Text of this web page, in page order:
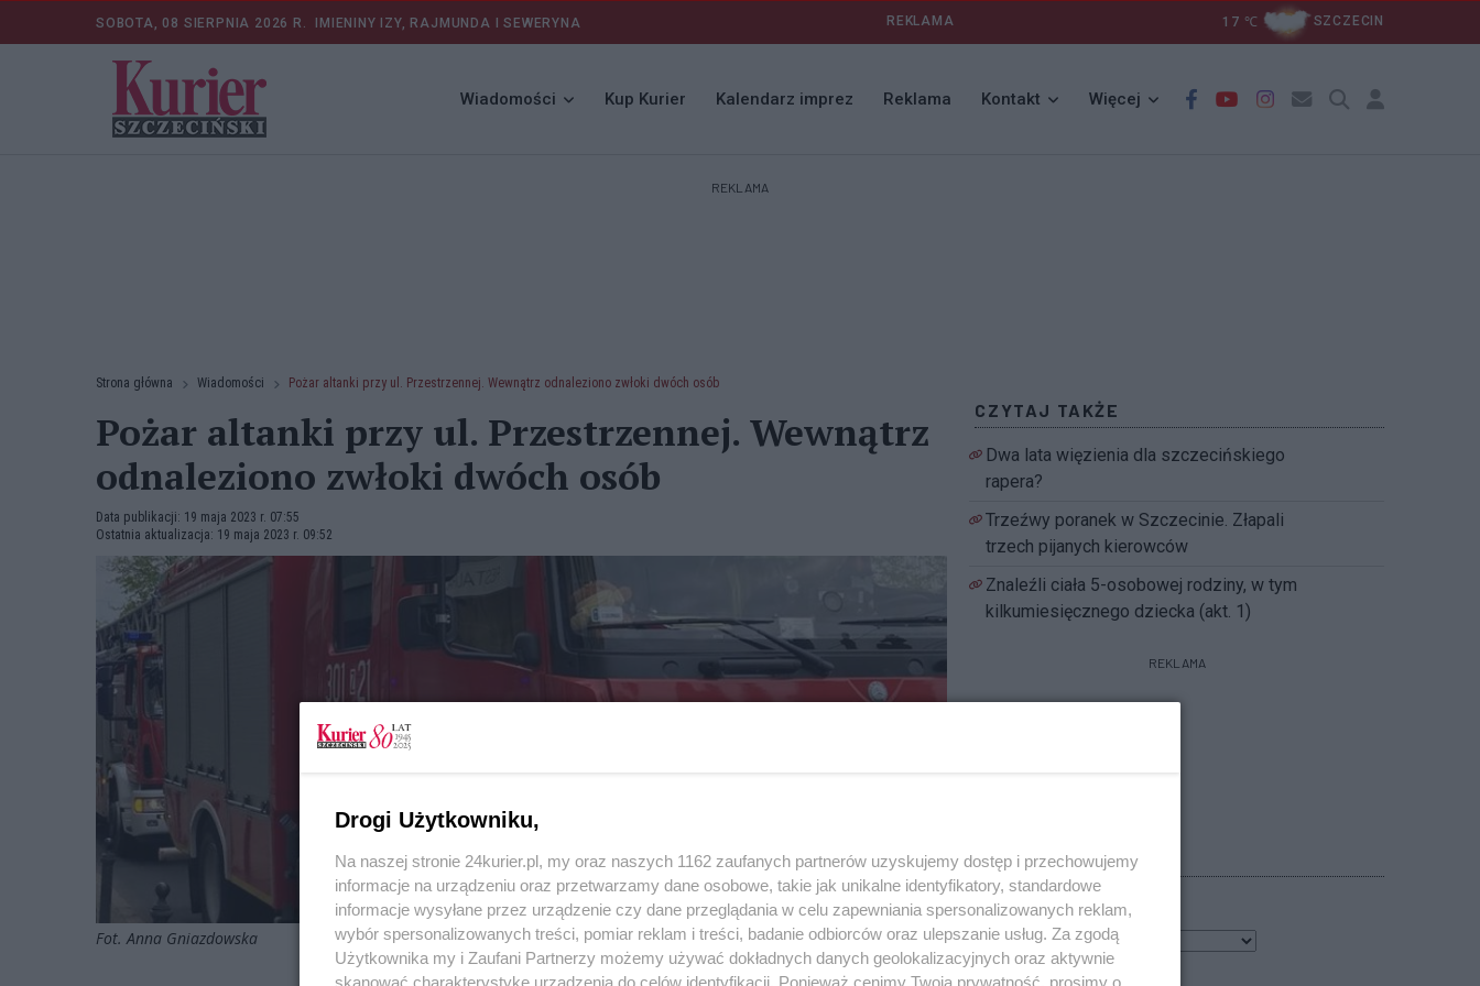
SOBOTA, 08 SIERPNIA 2026 R. IMIENINY IZY, RAJMUNDA I SEWERYNA REKLAMA 17 ℃ SZCZECIN
Wiadomości Kup Kurier Kalendarz imprez Reklama Kontakt Więcej
REKLAMA
Strona główna Wiadomości Pożar altanki przy ul. Przestrzennej. Wewnątrz odnaleziono zwłoki dwóch osób
Pożar altanki przy ul. Przestrzennej. Wewnątrz
odnaleziono zwłoki dwóch osób
Data publikacji: 19 maja 2023 r. 07:55
Ostatnia aktualizacja: 19 maja 2023 r. 09:52
Fot. Anna Gniazdowska
CZYTAJ TAKŻE
Dwa lata więzienia dla szczecińskiego
rapera?
Trzeźwy poranek w Szczecinie. Złapali
trzech pijanych kierowców
Znaleźli ciała 5-osobowej rodziny, w tym
kilkumiesięcznego dziecka (akt. 1)
REKLAMA
POGODA
17℃
Drogi Użytkowniku,
Na naszej stronie 24kurier.pl, my oraz naszych 1162 zaufanych partnerów uzyskujemy dostęp i przechowujemy
informacje na urządzeniu oraz przetwarzamy dane osobowe, takie jak unikalne identyfikatory, standardowe
informacje wysyłane przez urządzenie czy dane przeglądania w celu zapewniania spersonalizowanych reklam,
wybór spersonalizowanych treści, pomiar reklam i treści, badanie odbiorców oraz ulepszanie usług. Za zgodą
Użytkownika my i Zaufani Partnerzy możemy używać dokładnych danych geolokalizacyjnych oraz aktywnie
skanować charakterystykę urządzenia do celów identyfikacji. Ponieważ cenimy Twoją prywatność, prosimy o